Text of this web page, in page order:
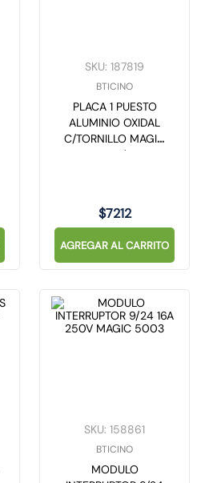
SKU: 187819
BTICINO
PLACA 1 PUESTO
ALUMINIO OXIDAL
C/TORNILLO MAGIC
503/1
$7212
AGREGAR AL CARRITO
SKU: 158861
BTICINO
MODULO